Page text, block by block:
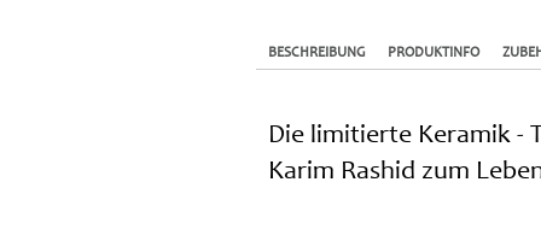
BESCHREIBUNG PRODUKTINFO
Die limitierte Keramik -
Karim Rashid zum